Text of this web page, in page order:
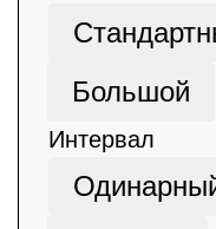
Большой
Интервал